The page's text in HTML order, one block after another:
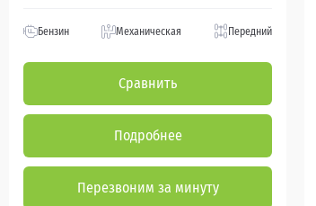
Бензин Механическая Передний
Сравнить
Подробнее
Перезвоним за минуту